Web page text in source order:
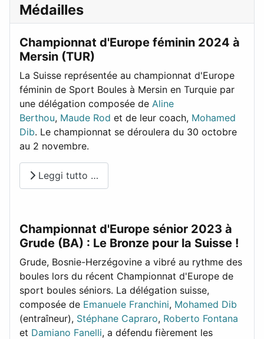
Médailles
Championnat d'Europe féminin 2024 à
Mersin (TUR)
La Suisse représentée au championnat d'Europe
féminin de Sport Boules à Mersin en Turquie par
une délégation composée de Aline
Berthou, Maude Rod et de leur coach, Mohamed
Dib. Le championnat se déroulera du 30 octobre
au 2 novembre.
Leggi tutto …
Championnat d'Europe sénior 2023 à
Grude (BA) : Le Bronze pour la Suisse !
Grude, Bosnie-Herzégovine a vibré au rythme des
boules lors du récent Championnat d'Europe de
sport boules séniors. La délégation suisse,
composée de Emanuele Franchini, Mohamed Dib
(entraîneur), Stéphane Capraro, Roberto Fontana
et Damiano Fanelli, a défendu fièrement les